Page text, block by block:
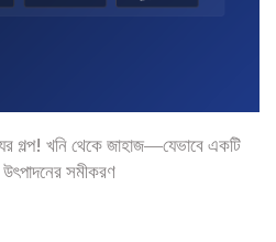
গল্প! খনি থেকে জাহাজ—যেভাবে একটি
উৎপাদনের সমীকরণ